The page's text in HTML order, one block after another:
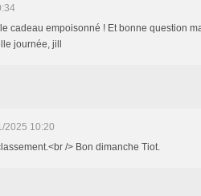
cadeau empoisonné ! Et bonne question
journée, jill
2025 10:20
/> Bon dimanche Tiot.